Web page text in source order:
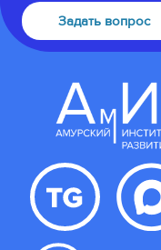
Задать вопрос